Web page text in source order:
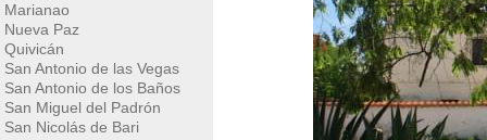
Marianao
Nueva Paz
Quivicán
San Antonio de las Vegas
San Antonio de los Baños
San Miguel del Padrón
San Nicolás de Bari